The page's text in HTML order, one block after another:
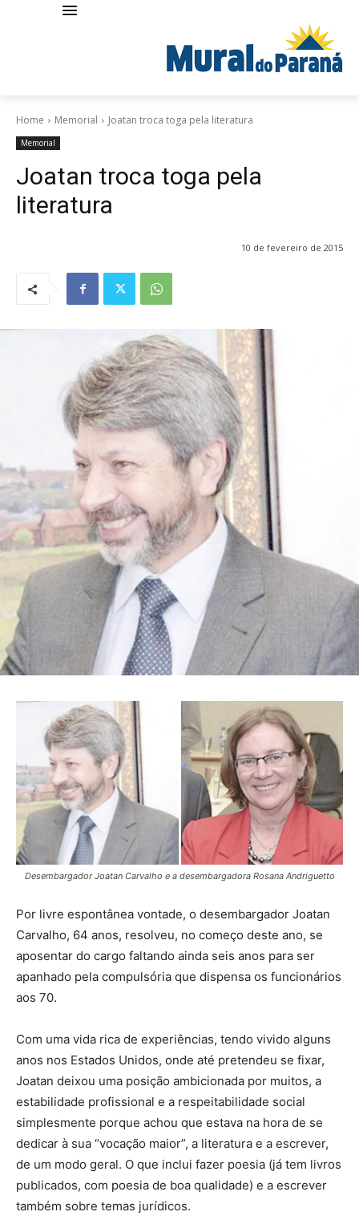
Home Memorial Joatan troca toga pela literatura
Memorial
Joatan troca toga pela
literatura
10 de fevereiro de 2015
Desembargador Joatan Carvalho e a desembargadora Rosana Andriguetto
Por livre espontânea vontade, o desembargador Joatan
Carvalho, 64 anos, resolveu, no começo deste ano, se
aposentar do cargo faltando ainda seis anos para ser
apanhado pela compulsória que dispensa os funcionários
aos 70.
Com uma vida rica de experiências, tendo vivido alguns
anos nos Estados Unidos, onde até pretendeu se fixar,
Joatan deixou uma posição ambicionada por muitos, a
estabilidade profissional e a respeitabilidade social
simplesmente porque achou que estava na hora de se
dedicar à sua “vocação maior”, a literatura e a escrever,
de um modo geral. O que inclui fazer poesia (já tem livros
publicados, com poesia de boa qualidade) e a escrever
também sobre temas jurídicos.